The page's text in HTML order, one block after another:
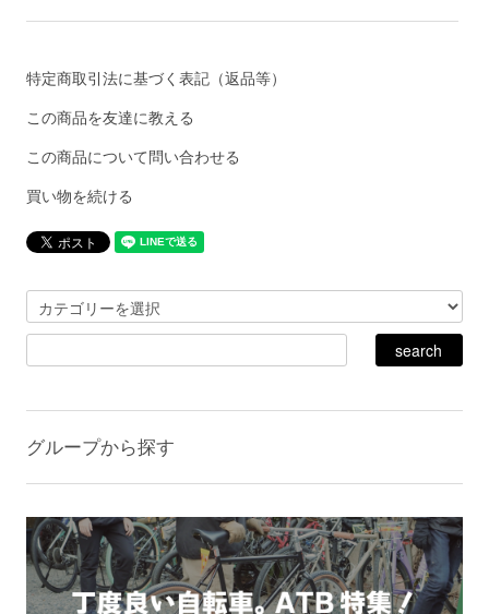
特定商取引法に基づく表記（返品等）
この商品を友達に教える
この商品について問い合わせる
買い物を続ける
グループから探す